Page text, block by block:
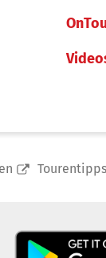
Tourentipps